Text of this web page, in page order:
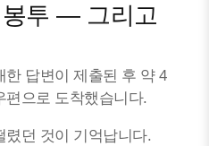
투 — 그리고
한 답변이 제출된 후 약 4
편으로 도착했습니다.
렸던 것이 기억납니다.